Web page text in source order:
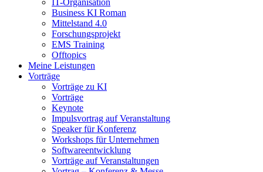
IT-Organisation
Business KI Roman
Mittelstand 4.0
Forschungsprojekt
EMS Training
Offtopics
Meine Leistungen
Vorträge
Vorträge zu KI
Vorträge
Keynote
Impulsvortrag auf Veranstaltung
Speaker für Konferenz
Workshops für Unternehmen
Softwareentwicklung
Vorträge auf Veranstaltungen